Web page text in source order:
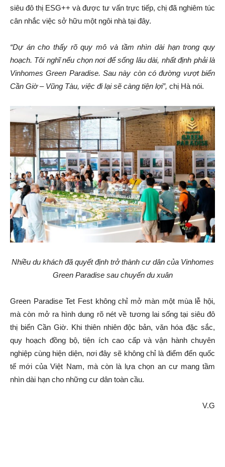
siêu đô thị ESG++ và được tư vấn trực tiếp, chị đã nghiêm túc
cân nhắc việc sở hữu một ngôi nhà tại đây.
“Dự án cho thấy rõ quy mô và tầm nhìn dài hạn trong quy
hoạch. Tôi nghĩ nếu chọn nơi để sống lâu dài, nhất định phải là
Vinhomes Green Paradise. Sau này còn có đường vượt biển
Cần Giờ – Vũng Tàu, việc đi lại sẽ càng tiện lợi”, chị Hà nói.
Nhiều du khách đã quyết định trở thành cư dân của Vinhomes
Green Paradise sau chuyến du xuân
Green Paradise Tet Fest không chỉ mở màn một mùa lễ hội,
mà còn mở ra hình dung rõ nét về tương lai sống tại siêu đô
thị biển Cần Giờ. Khi thiên nhiên độc bản, văn hóa đặc sắc,
quy hoạch đồng bộ, tiện ích cao cấp và vận hành chuyên
nghiệp cùng hiện diện, nơi đây sẽ không chỉ là điểm đến quốc
tế mới của Việt Nam, mà còn là lựa chọn an cư mang tầm
nhìn dài hạn cho những cư dân toàn cầu.
V.G